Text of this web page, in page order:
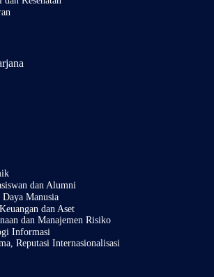
dan Alumni
Manusia
dan Aset
dan Manajemen Risiko
Informasi
Reputasi Internasionalisasi